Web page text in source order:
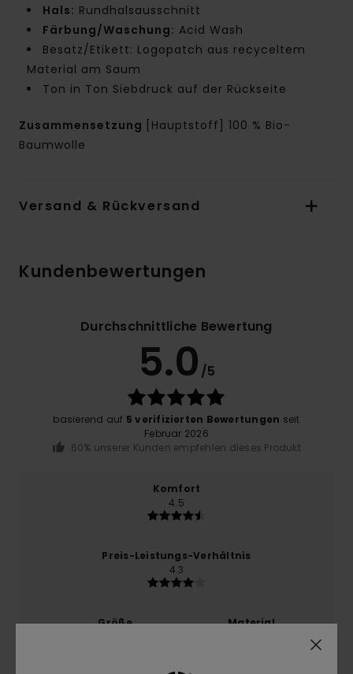
Hals: Rundhalsausschnitt
Färbung/Waschung: Acid Wash
Besatz/Etikett: Logopatch aus recyceltem
Material am Saum
Ton in Ton Siebdruck auf der Rückseite
Zusammensetzung
[Hauptstoff] 100 % Bio-
Baumwolle
Versand & Rückversand
Kundenbewertungen
Durchschnittliche Bewertung
5.0 /5
basierend auf 5 verifizierten Bewertungen seit
Februar 2026
60% unserer Kunden empfehlen dieses Produkt
Komfort
4.5
Preis-Leistungs-Verhältnis
4.3
Größe
Material